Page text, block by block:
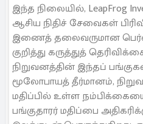
இந்த நிலையில், LeapFrog
ஆசிய நிதிச் சேவைகள்
இணைத் தலைவருமான
குறித்து கருத்துத்
நிறுவனத்தின் இந்தப்
மூலோபாயத் தீர்மானம்,
மதிப்பில் உள்ள
பங்குதாரர் மதிப்பை